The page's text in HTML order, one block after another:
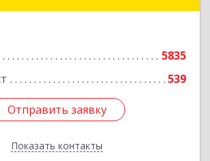
5835
539
Отправить заявку
Показать контакты
Отправить заявку
Назад